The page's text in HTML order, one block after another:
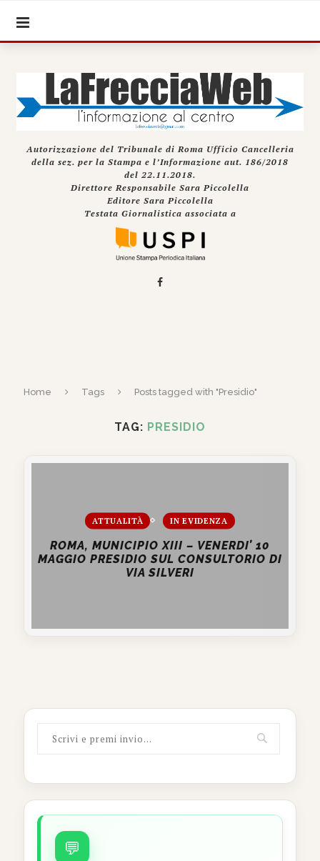
Autorizzazione del Tribunale di Roma Ufficio Cancelleria
della sez. per la Stampa e l’Informazione aut. 186/2018
del 22.11.2018.
Direttore Responsabile Sara Piccolella
Editore Sara Piccolella
Testata Giornalistica associata a
Home Tags Posts tagged with "Presidio"
TAG: PRESIDIO
ATTUALITÀ IN EVIDENZA
ROMA, MUNICIPIO XIII – VENERDI’ 10
MAGGIO PRESIDIO SUL CONSULTORIO DI
VIA SILVERI
💬